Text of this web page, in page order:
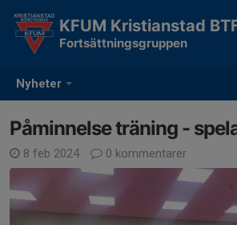
Nyheter
KFUM Kristianstad
Fortsättningsgruppen
Påminnelse träning -
8 feb 2024 0 kommentarer